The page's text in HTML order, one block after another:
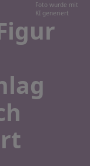
Foto wurde mit
KI generiert